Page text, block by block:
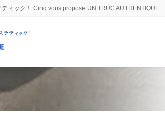
ィック！ Cinq vous propose UN TRUC AUTHENTIQUE